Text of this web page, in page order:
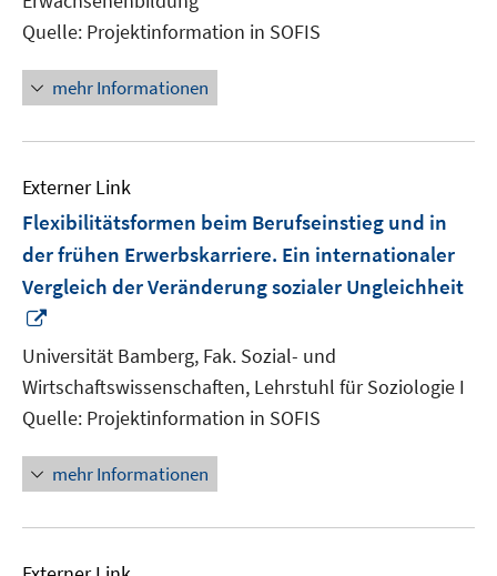
Quelle: Projektinformation in SOFIS
mehr Informationen
Externer Link
Flexibilitätsformen beim Berufseinstieg und in
der frühen Erwerbskarriere. Ein internationaler
Vergleich der Veränderung sozialer Ungleichheit
neuem
Fenster
öffnen
Universität Bamberg, Fak. Sozial- und
Wirtschaftswissenschaften, Lehrstuhl für Soziologie I
Quelle: Projektinformation in SOFIS
mehr Informationen